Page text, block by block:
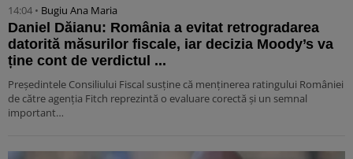
14:04 • Bugiu ⁠Ana Maria
Daniel Dăianu: România a evitat retrogradarea
datorită măsurilor fiscale, iar decizia Moody’s va
ține cont de verdictul ...
Președintele Consiliului Fiscal susține că menținerea ratingului României
de către agenția Fitch reprezintă o evaluare corectă și un semnal
important…